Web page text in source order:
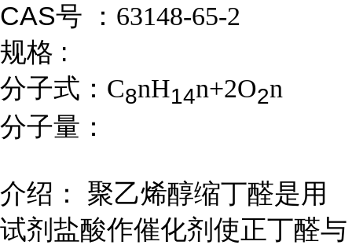
CAS号 ： 63148-65-2
规格 :
分子式： C8nH14n+2O2n
分子量：
介绍： 聚乙烯醇缩丁醛是用
试剂盐酸作催化剂使正丁醛与